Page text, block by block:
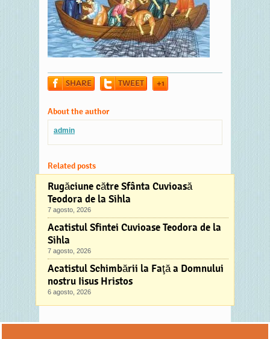
SHARE TWEET +1
About the author
admin
Related posts
Rugăciune către Sfânta Cuvioasă
Teodora de la Sihla
7 agosto, 2026
Acatistul Sfintei Cuvioase Teodora de la
Sihla
7 agosto, 2026
Acatistul Schimbării la Faţă a Domnului
nostru Iisus Hristos
6 agosto, 2026
Comments